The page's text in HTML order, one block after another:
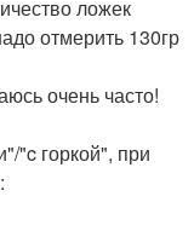
ложек
отмерить 130гр
очень часто!
"c горкой", при